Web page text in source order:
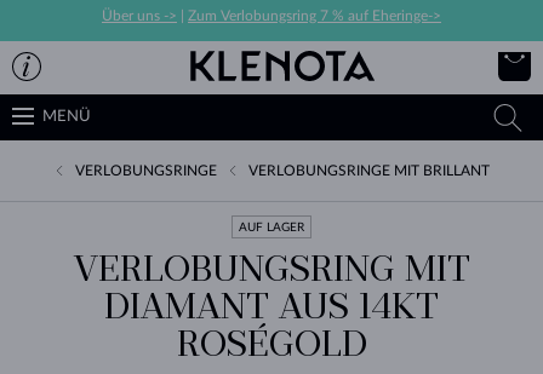
Über uns -> Zum Verlobungsring 7 % auf Eheringe->
MENÜ
VERLOBUNGSRINGE VERLOBUNGSRINGE MIT BRILLANT
AUF LAGER
VERLOBUNGSRING MIT
DIAMANT AUS 14KT
ROSÉGOLD